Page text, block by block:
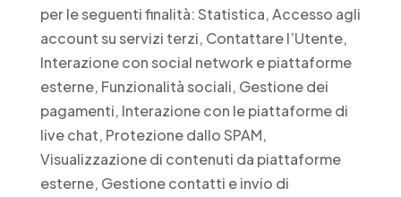
per le seguenti finalità: Statistica, Accesso agli
account su servizi terzi, Contattare l’Utente,
Interazione con social network e piattaforme
esterne, Funzionalità sociali, Gestione dei
pagamenti, Interazione con le piattaforme di
live chat, Protezione dallo SPAM,
Visualizzazione di contenuti da piattaforme
esterne, Gestione contatti e invio di